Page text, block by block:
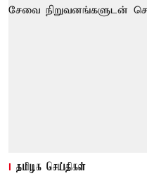
தமிழக செய்திகள்